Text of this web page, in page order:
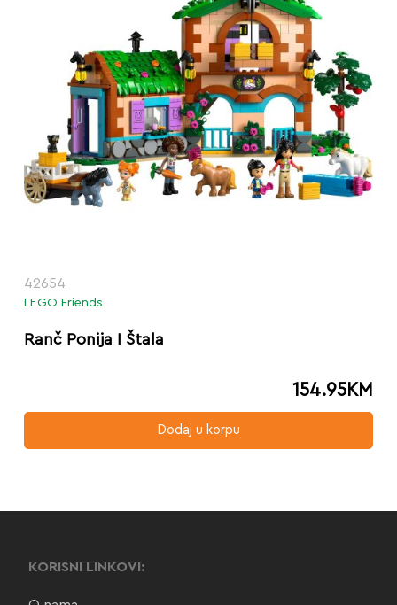
42654
LEGO Friends
Ranč Ponija I Štala
154.95KM
Dodaj u korpu
KORISNI LINKOVI: